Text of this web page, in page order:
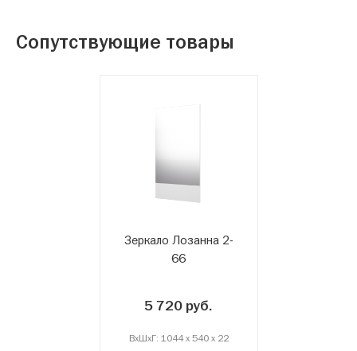
Сопутствующие товары
Зеркало Лозанна 2-
66
5 720 руб.
ВxШxГ: 1044 x 540 x 22